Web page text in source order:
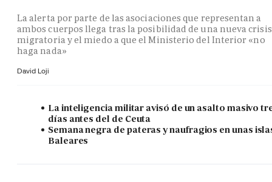
La alerta por parte de las asociaciones que representan a
ambos cuerpos llega tras la posibilidad de una nueva crisis
migratoria y el miedo a que el Ministerio del Interior «no
haga nada»
David Loji
La inteligencia militar avisó de un asalto masivo
días antes del de Ceuta
Semana negra de pateras y naufragios en unas
Baleares